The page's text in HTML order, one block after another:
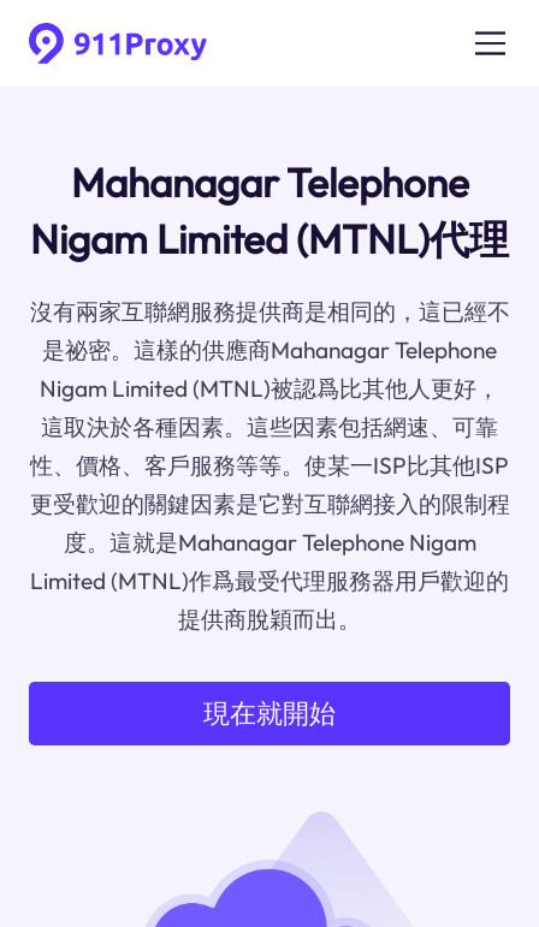
Mahanagar Telephone
Nigam Limited (MTNL)代理
沒有兩家互聯網服務提供商是相同的，這已經不
是祕密。這樣的供應商Mahanagar Telephone
Nigam Limited (MTNL)被認爲比其他人更好，
這取決於各種因素。這些因素包括網速、可靠
性、價格、客戶服務等等。使某一ISP比其他ISP
更受歡迎的關鍵因素是它對互聯網接入的限制程
度。這就是Mahanagar Telephone Nigam
Limited (MTNL)作爲最受代理服務器用戶歡迎的
提供商脫穎而出。
現在就開始